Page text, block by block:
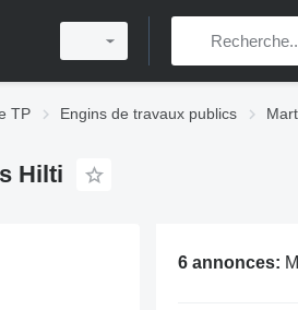
TP Engins de travaux publics
Hilti
6 annonces: